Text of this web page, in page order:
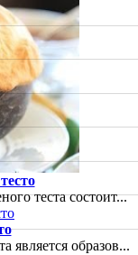
теста состоит...
является образов...